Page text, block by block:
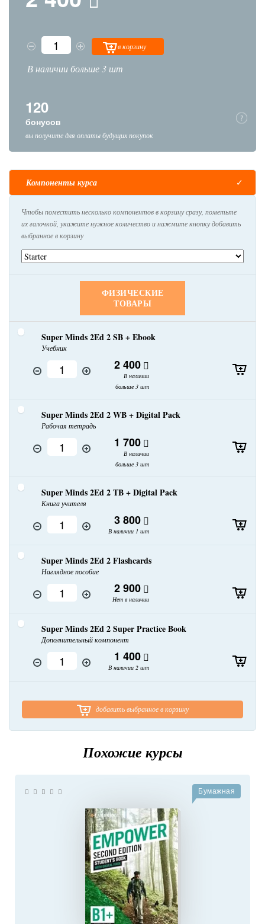
в корзину
В наличии больше 3 шт
120
бонусов
вы получите для оплаты будущих покупок
Компоненты курса
Чтобы поместить несколько компонентов в корзину сразу, пометьте
их галочкой, укажите нужное количество и нажмите кнопку добавить
выбранное в корзину
ФИЗИЧЕСКИЕ
ТОВАРЫ
Super Minds 2Ed 2 SB + Ebook
Учебник
2 400
В наличии
больше 3 шт
Super Minds 2Ed 2 WB + Digital Pack
Рабочая тетрадь
1 700
В наличии
больше 3 шт
Super Minds 2Ed 2 TB + Digital Pack
Книга учителя
3 800
В наличии 1 шт
Super Minds 2Ed 2 Flashcards
Наглядное пособие
2 900
Нет в наличии
Super Minds 2Ed 2 Super Practice Book
Дополнительный компонент
1 400
В наличии 2 шт
добавить выбранное в корзину
Похожие курсы
Бумажная